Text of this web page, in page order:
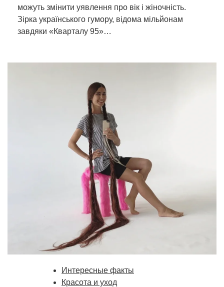
можуть змінити уявлення про вік і жіночність.
Зірка українського гумору, відома мільйонам
завдяки «Кварталу 95»…
Интересные факты
Красота и уход